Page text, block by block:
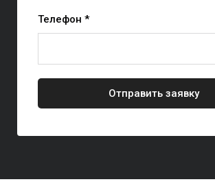
Телефон *
Отправить заявку